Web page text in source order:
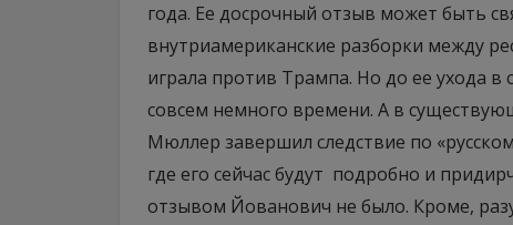
года. Ее досрочный отзыв может быть
внутриамериканские разборки между
играла против Трампа. Но до ее ухода в
совсем немного времени. А в
Мюллер завершил следствие по
где его сейчас будут подробно и
отзывом Йованович не было. Кроме,